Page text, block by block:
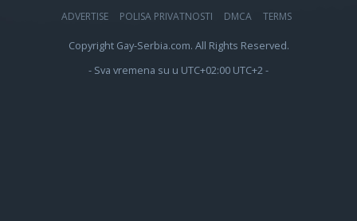
ADVERTISE POLISA PRIVATNOSTI DMCA TERMS
Copyright Gay-Serbia.com. All Rights Reserved.
- Sva vremena su u UTC+02:00 UTC+2 -